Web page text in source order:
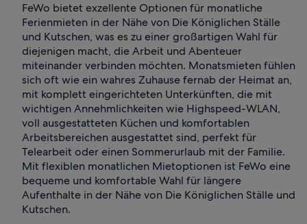
FeWo bietet exzellente Optionen für monatliche
Ferienmieten in der Nähe von Die Königlichen Ställe
und Kutschen, was es zu einer großartigen Wahl für
diejenigen macht, die Arbeit und Abenteuer
miteinander verbinden möchten. Monatsmieten fühlen
sich oft wie ein wahres Zuhause fernab der Heimat an,
mit komplett eingerichteten Unterkünften, die mit
wichtigen Annehmlichkeiten wie Highspeed-WLAN,
voll ausgestatteten Küchen und komfortablen
Arbeitsbereichen ausgestattet sind, perfekt für
Telearbeit oder einen Sommerurlaub mit der Familie.
Mit flexiblen monatlichen Mietoptionen ist FeWo eine
bequeme und komfortable Wahl für längere
Aufenthalte in der Nähe von Die Königlichen Ställe und
Kutschen.